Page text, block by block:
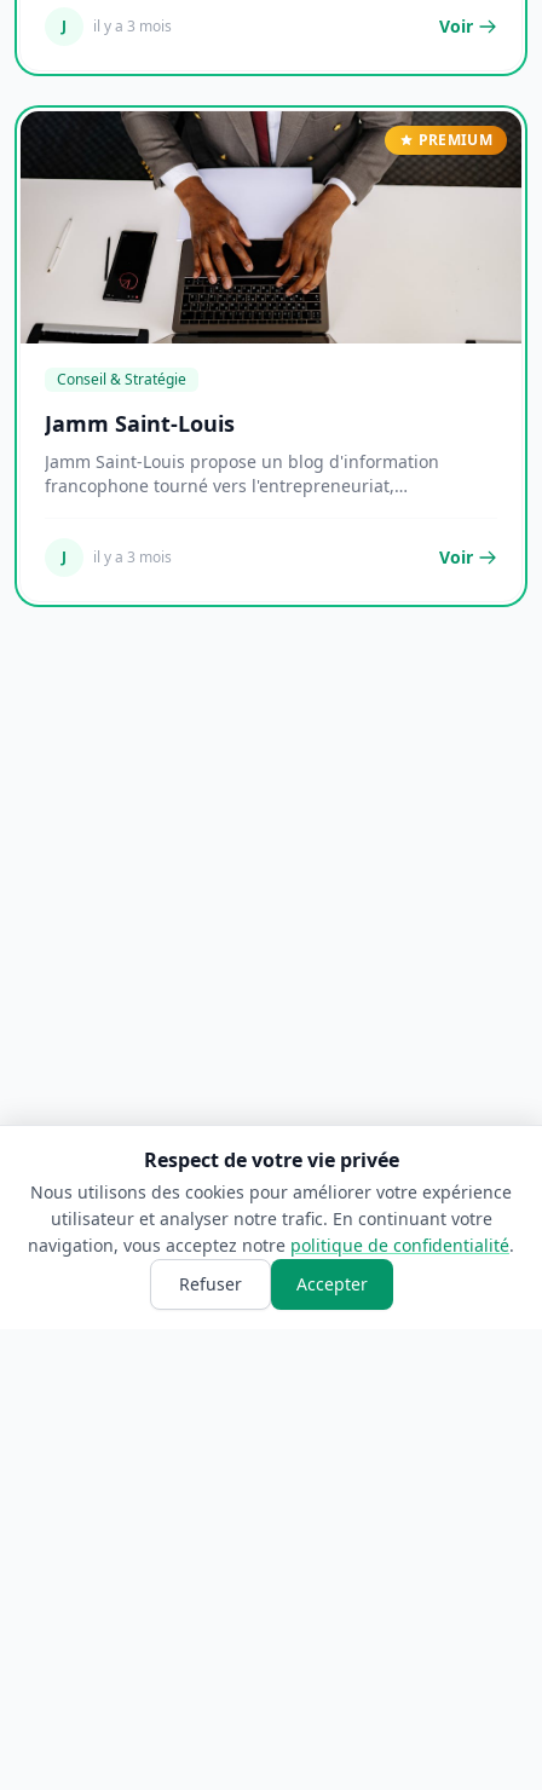
J il y a 3 mois Voir
PREMIUM
Conseil & Stratégie
Jamm Saint-Louis
Jamm Saint-Louis propose un blog d'information
francophone tourné vers l'entrepreneuriat,
J il y a 3 mois Voir
Respect de votre vie privée
Nous utilisons des cookies pour améliorer votre expérience
utilisateur et analyser notre trafic. En continuant votre
navigation, vous acceptez notre politique de confidentialité.
Refuser
Accepter